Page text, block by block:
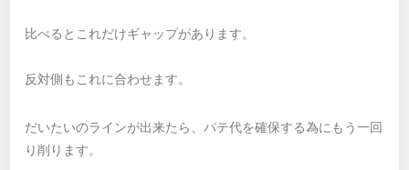
比べるとこれだけギャップがあります。
反対側もこれに合わせます。
だいたいのラインが出来たら、パテ代を確保する為にもう一回
り削ります。